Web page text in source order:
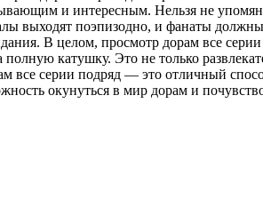
и интересным. Нельзя не
выходят поэпизодно, и фанаты
В целом, просмотр дорам все
катушку. Это не только
все серии подряд — это отличный
окунуться в мир дорам и